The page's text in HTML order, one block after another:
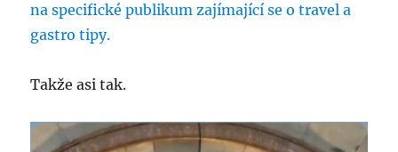
na specifické publikum zajímající se o travel a
gastro tipy.
Takže asi tak.